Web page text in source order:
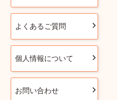
よくあるご質問
個人情報について
お問い合わせ